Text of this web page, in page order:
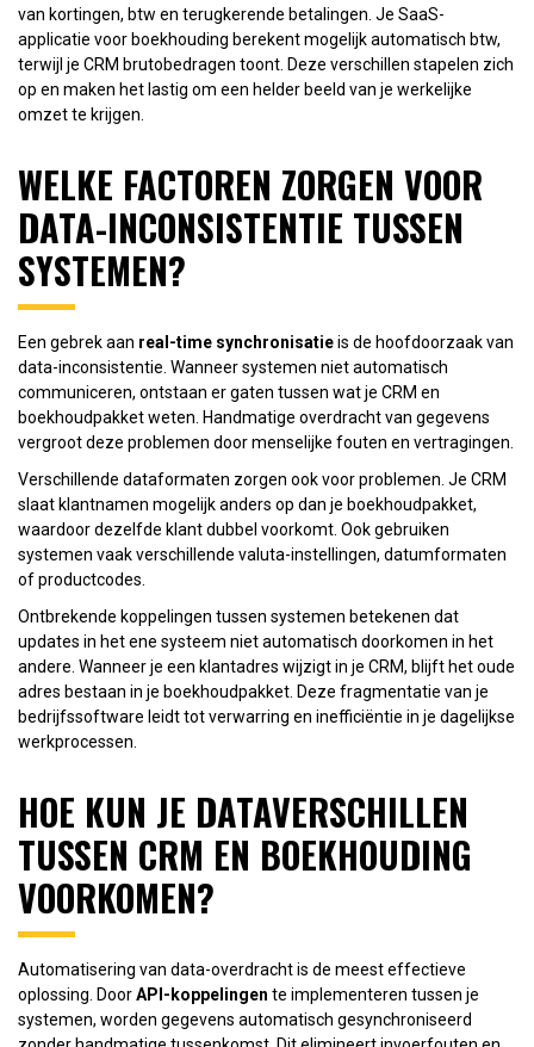
van kortingen, btw en terugkerende betalingen. Je SaaS-
applicatie voor boekhouding berekent mogelijk automatisch btw,
terwijl je CRM brutobedragen toont. Deze verschillen stapelen zich
op en maken het lastig om een helder beeld van je werkelijke
omzet te krijgen.
WELKE FACTOREN ZORGEN VOOR
DATA-INCONSISTENTIE TUSSEN
SYSTEMEN?
Een gebrek aan real-time synchronisatieis de hoofdoorzaak van
data-inconsistentie. Wanneer systemen niet automatisch
communiceren, ontstaan er gaten tussen wat je CRM en
boekhoudpakket weten. Handmatige overdracht van gegevens
vergroot deze problemen door menselijke fouten en vertragingen.
Verschillende dataformaten zorgen ook voor problemen. Je CRM
slaat klantnamen mogelijk anders op dan je boekhoudpakket,
waardoor dezelfde klant dubbel voorkomt. Ook gebruiken
systemen vaak verschillende valuta-instellingen, datumformaten
of productcodes.
Ontbrekende koppelingen tussen systemen betekenen dat
updates in het ene systeem niet automatisch doorkomen in het
andere. Wanneer je een klantadres wijzigt in je CRM, blijft het oude
adres bestaan in je boekhoudpakket. Deze fragmentatie van je
bedrijfssoftware leidt tot verwarring en inefficiëntie in je dagelijkse
werkprocessen.
HOE KUN JE DATAVERSCHILLEN
TUSSEN CRM EN BOEKHOUDING
VOORKOMEN?
Automatisering van data-overdracht is de meest effectieve
oplossing. DoorAPI-koppelingen te implementeren tussen je
systemen, worden gegevens automatisch gesynchroniseerd